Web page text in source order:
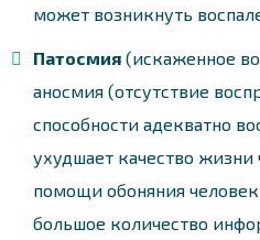
может возникнуть
Патосмия (искаженное
аносмия (отсутствие
способности адекватно
ухудшает качество жизни
помощи обоняния человек
большое количество